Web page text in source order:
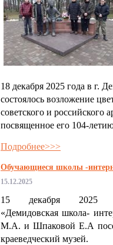
18 декабря 2025 года в г.
состоялось возложение
советского и
посвященное его 104-
Подробнее>>>
Обучающиеся школы -
15.12.2025
15 декабря 2025
«Демидовская школа-
М.А. и Шпаковой Е.А
краеведческий музей.